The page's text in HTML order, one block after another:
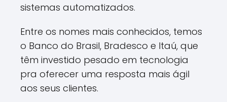
sistemas automatizados.
Entre os nomes mais conhecidos, temos
o Banco do Brasil, Bradesco e Itaú, que
têm investido pesado em tecnologia
pra oferecer uma resposta mais ágil
aos seus clientes.